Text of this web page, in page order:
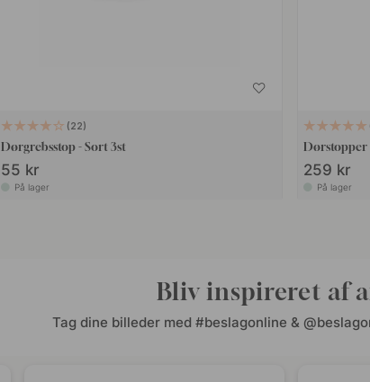
22
Dørgrebsstop - Sort 3st
55 kr
På lager
Dørstopper
259 kr
På lager
Bliv inspireret af
Tag dine billeder med #beslagonline &